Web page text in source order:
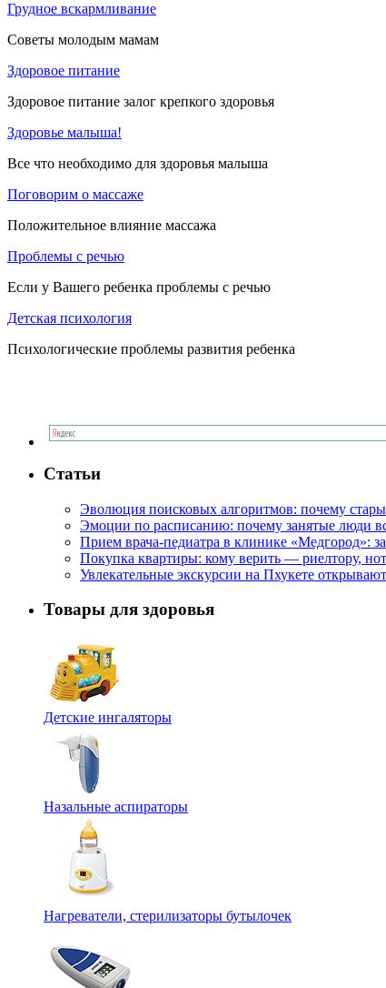
Грудное вскармливание
Советы молодым мамам
Здоровое питание
Здоровое питание залог крепкого здоровья
Здоровье малыша!
Все что необходимо для здоровья малыша
Поговорим о массаже
Положительное влияние массажа
Проблемы с речью
Если у Вашего ребенка проблемы с речью
Детская психология
Психологические проблемы развития ребенка
Статьи
Эволюция поисковых алгоритмов: почему
Эмоции по расписанию: почему занятые люди
Прием врача-педиатра в клинике «Медгород»:
Покупка квартиры: кому верить — риелтору,
Увлекательные экскурсии на Пхукете
Товары для здоровья
Детские ингаляторы
Назальные аспираторы
Нагреватели, стерилизаторы бутылочек